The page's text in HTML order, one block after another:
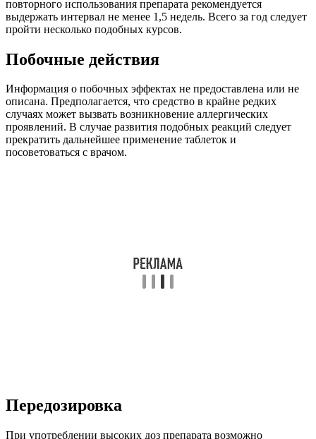
повторного использования препарата рекомендуется
выдержать интервал не менее 1,5 недель. Всего за год следует
пройти несколько подобных курсов.
Побочные действия
Информация о побочных эффектах не предоставлена или не
описана. Предполагается, что средство в крайне редких
случаях может вызвать возникновение аллергических
проявлений. В случае развития подобных реакций следует
прекратить дальнейшее применение таблеток и
посоветоваться с врачом.
Передозировка
При употреблении высоких доз препарата возможно